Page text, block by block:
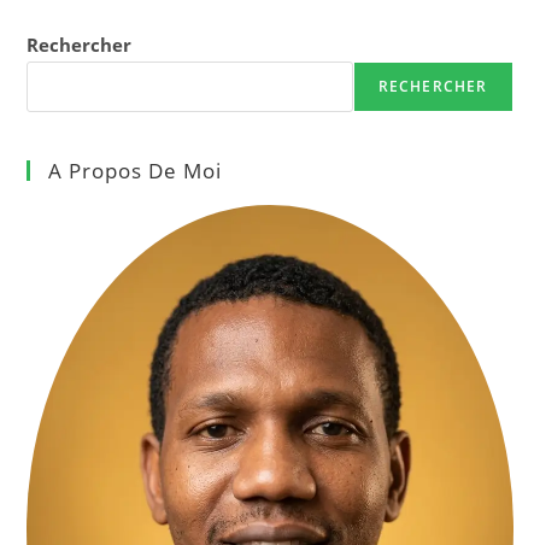
Rechercher
RECHERCHER
A Propos De Moi